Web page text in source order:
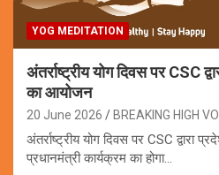
YOG MEDITATION
अंतर्राष्ट्रीय योग दिवस पर CSC
का आयोजन
20 June 2026 BREAKING HIGH
अंतर्राष्ट्रीय योग दिवस पर CSC द्वारा
प्रधानमंत्री कार्यक्रम का होगा…